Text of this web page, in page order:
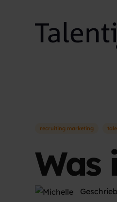
recruiting marketing
Was